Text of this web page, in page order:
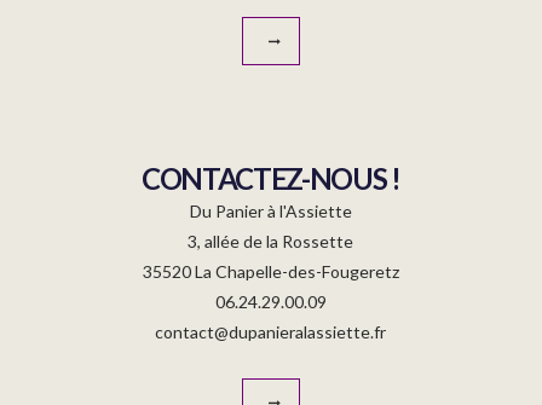
CONTACTEZ-NOUS !
Du Panier à l'Assiette
3, allée de la Rossette
35520 La Chapelle-des-Fougeretz
06.24.29.00.09
contact@dupanieralassiette.fr